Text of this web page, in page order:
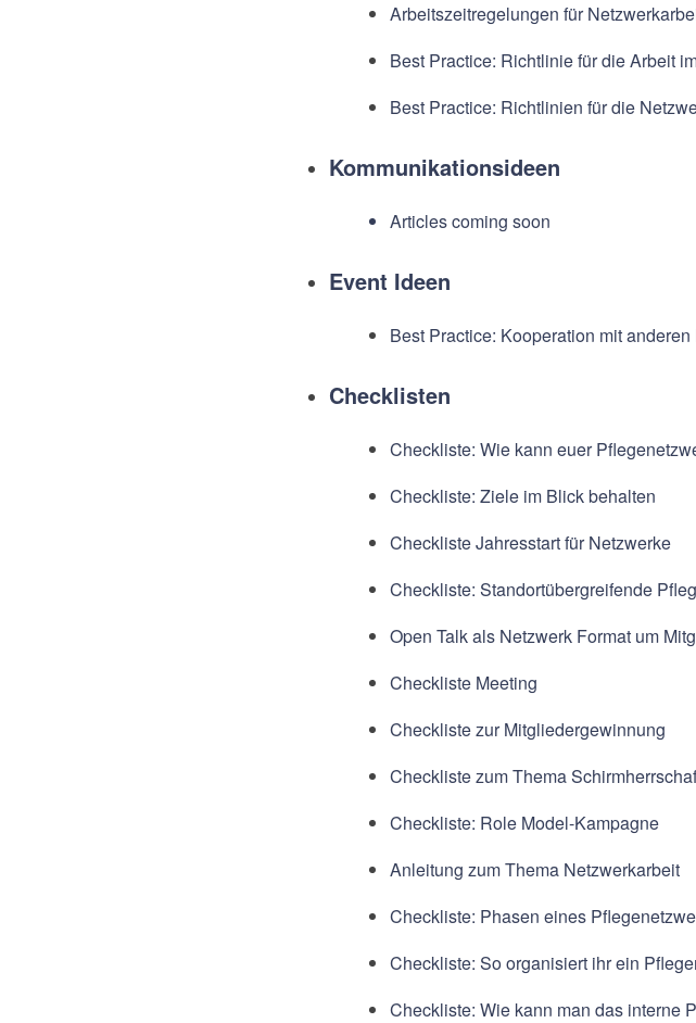
Arbeitszeitregelungen für
Best Practice: Richtlinie für die Arbeit
Best Practice: Richtlinien für die
Kommunikationsideen
Articles coming soon
Event Ideen
Best Practice: Kooperation mit
Checklisten
Checkliste: Wie kann euer
Checkliste: Ziele im Blick behalten
Checkliste Jahresstart für Netzwerke
Checkliste: Standortübergreifende
Open Talk als Netzwerk Format um
Checkliste Meeting
Checkliste zur Mitgliedergewinnung
Checkliste zum Thema
Checkliste: Role Model-Kampagne
Anleitung zum Thema Netzwerkarbeit
Checkliste: Phasen eines
Checkliste: So organisiert ihr ein
Checkliste: Wie kann man das interne